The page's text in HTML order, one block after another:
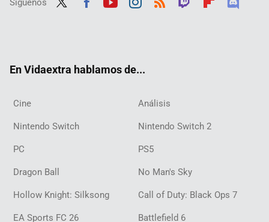
En Vidaextra hablamos de...
Cine Análisis
Nintendo Switch Nintendo Switch 2
PC PS5
Dragon Ball No Man's Sky
Hollow Knight: Silksong Call of Duty: Black Ops 7
EA Sports FC 26 Battlefield 6